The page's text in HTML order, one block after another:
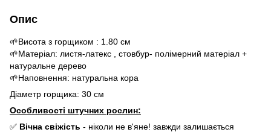
Опис
🌱Висота з горщиком : 1.80 см
🌱Матеріал: листя-латекс , стовбур- полімерний матеріал +
натуральне дерево
🌱Наповнення: натуральна кора
Діаметр горщика: 30 см
Особливості штучних рослин:
✅ Вічна свіжість - ніколи не в'яне! завжди залишається